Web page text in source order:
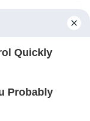
2022 Akumin
Quickly
Probably